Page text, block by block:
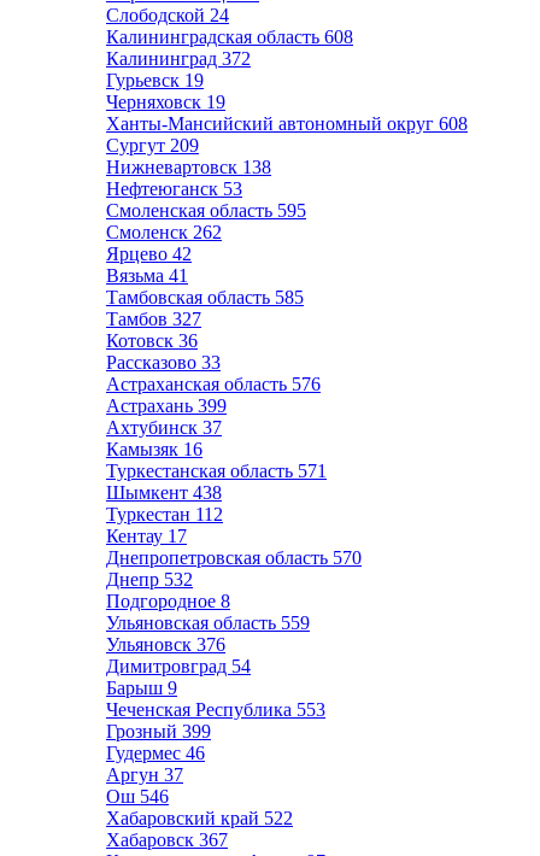
Слободской 24
Калининградская область 608
Калининград 372
Гурьевск 19
Черняховск 19
Ханты-Мансийский автономный округ 608
Сургут 209
Нижневартовск 138
Нефтеюганск 53
Смоленская область 595
Смоленск 262
Ярцево 42
Вязьма 41
Тамбовская область 585
Тамбов 327
Котовск 36
Рассказово 33
Астраханская область 576
Астрахань 399
Ахтубинск 37
Камызяк 16
Туркестанская область 571
Шымкент 438
Туркестан 112
Кентау 17
Днепропетровская область 570
Днепр 532
Подгородное 8
Ульяновская область 559
Ульяновск 376
Димитровград 54
Барыш 9
Чеченская Республика 553
Грозный 399
Гудермес 46
Аргун 37
Ош 546
Хабаровский край 522
Хабаровск 367